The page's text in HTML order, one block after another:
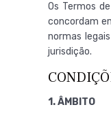
Os Termos
concordam
normas
jurisdição.
1. ÂMBITO